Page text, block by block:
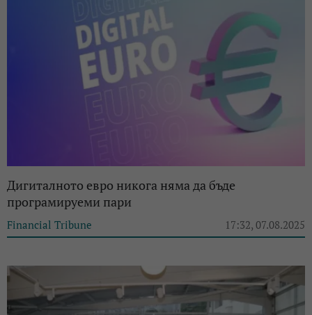
Дигиталното евро никога няма да бъде
програмируеми пари
Financial Tribune 17:32, 07.08.2025